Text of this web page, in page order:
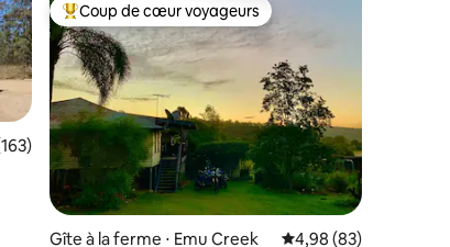
: 4,94 sur 5
moyenne sur la base de 163 commentaires : 4,87 sur 5
Coups de cœur voyageurs les plus appréciés
Coup de cœur voyageurs
Gîte à la ferme ⋅ Emu Creek Évaluation moyenne
4,98 (83)